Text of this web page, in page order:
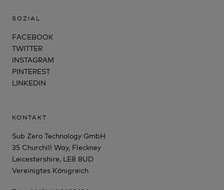
SOZIAL
FACEBOOK
TWITTER
INSTAGRAM
PINTEREST
LINKEDIN
KONTAKT
Sub Zero Technology GmbH
35 Churchill Way, Fleckney
Leicestershire, LE8 8UD
Vereinigtes Königreich